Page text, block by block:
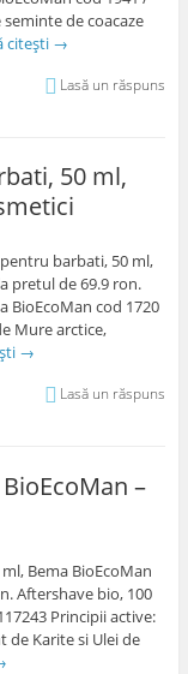
seminte de coacaze
citești →
Lasă un răspuns
50 ml,
barbati, 50 ml,
pretul de 69.9 ron.
BioEcoMan cod 1720
Mure arctice,
→
Lasă un răspuns
–
Bema BioEcoMan
Aftershave bio, 100
Principii active:
de Karite si Ulei de